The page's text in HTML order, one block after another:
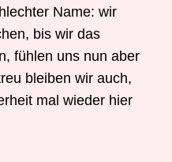
Name: wir
bis wir das
fühlen uns nun aber
bleiben wir auch,
mal wieder hier